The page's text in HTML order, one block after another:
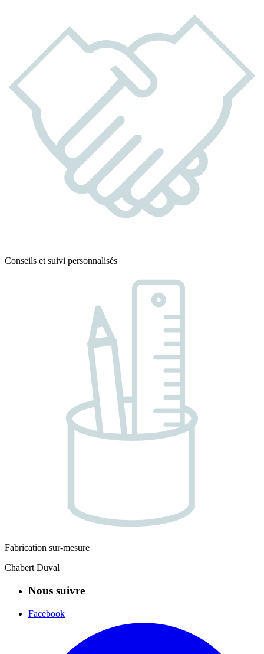
Conseils et suivi personnalisés
Fabrication sur-mesure
Chabert Duval
Nous suivre
Facebook